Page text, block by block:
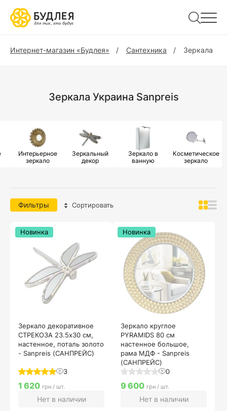
Интернет-магазин «Будлея» Сантехника Зеркала
Зеркала Украина Sanpreis
Интерьерное
зеркало
Зеркальный
декор
Зеркало в
ванную
Косметическое
зеркало
Фильтры Сортировать
Зеркало декоративное
СТРЕКОЗА 23.5х30 см,
настенное, поталь золото
- Sanpreis (САНПРЕЙС)
3
Новинка
1 620 грн / шт.
Нет в наличии
Зеркало круглое
PYRAMIDS 80 см
настенное большое,
рама МДФ - Sanpreis
(САНПРЕЙС)
0
Новинка
9 600 грн / шт.
Нет в наличии